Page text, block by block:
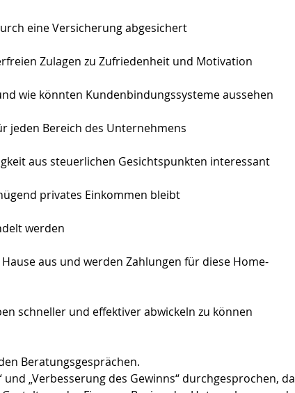
eine Versicherung abgesichert
Zulagen zu Zufriedenheit und Motivation
wie könnten Kundenbindungssysteme aussehen
jeden Bereich des Unternehmens
aus steuerlichen Gesichtspunkten interessant
privates Einkommen bleibt
werden
aus und werden Zahlungen für diese Home-
schneller und effektiver abwickeln zu können
Beratungsgesprächen.
„Verbesserung des Gewinns“ durchgesprochen, da